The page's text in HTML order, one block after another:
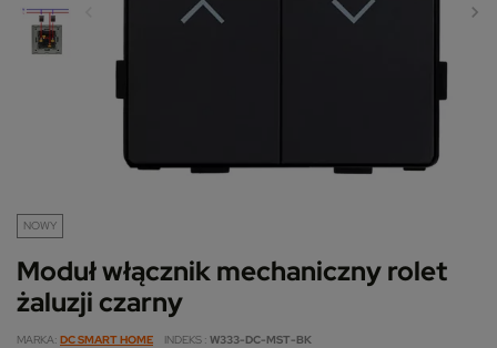
NOWY
Moduł włącznik mechaniczny rolet
żaluzji czarny
MARKA DC SMART HOME INDEKS W333-DC-MST-BK